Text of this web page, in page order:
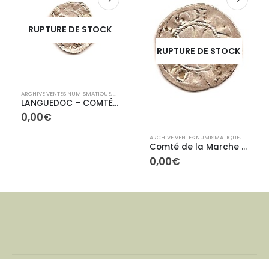
CONTEMPORAINES
RUPTURE DE STOCK
ARCHIVE VENTES NUMISMATIQUE,
LANGUEDOC – COMTÉ DE MELGUEIL – EVEQUES DE MAGUELONNE (1080-1120) Obole
0,00€
RUPTURE DE STOCK
ARCHIVE VENTES NUMISMATIQUE,
Comté de la Marche -HUGUES IX- (1199-1219) Denier
0,00€